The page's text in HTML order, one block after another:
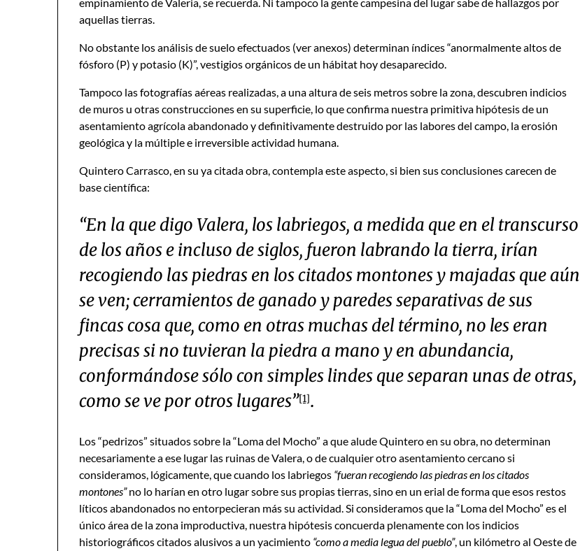
aquellas tierras.
No obstante los análisis de suelo efectuados (ver anexos) determinan índices “anormalmente altos de
fósforo (P) y potasio (K)”, vestigios orgánicos de un hábitat hoy desaparecido.
Tampoco las fotografías aéreas realizadas, a una altura de seis metros sobre la zona, descubren indicios
de muros u otras construcciones en su superficie, lo que confirma nuestra primitiva hipótesis de un
asentamiento agrícola abandonado y definitivamente destruido por las labores del campo, la erosión
geológica y la múltiple e irreversible actividad humana.
Quintero Carrasco, en su ya citada obra, contempla este aspecto, si bien sus conclusiones carecen de
base científica:
“En la que digo Valera, los labriegos, a medida que en el transcurso
de los años e incluso de siglos, fueron labrando la tierra, irían
recogiendo las piedras en los citados montones y majadas que aún
se ven; cerramientos de ganado y paredes separativas de sus
fincas cosa que, como en otras muchas del término, no les eran
precisas si no tuvieran la piedra a mano y en abundancia,
conformándose sólo con simples lindes que separan unas de otras,
como se ve por otros lugares”[1].
Los “pedrizos” situados sobre la “Loma del Mocho” a que alude Quintero en su obra, no determinan
necesariamente a ese lugar las ruinas de Valera, o de cualquier otro asentamiento cercano si
consideramos, lógicamente, que cuando los labriegos “fueran recogiendo las piedras en los citados
montones”no lo harían en otro lugar sobre sus propias tierras, sino en un erial de forma que esos restos
líticos abandonados no entorpecieran más su actividad. Si consideramos que la “Loma del Mocho” es el
único área de la zona improductiva, nuestra hipótesis concuerda plenamente con los indicios
historiográficos citados alusivos a un yacimiento “como a media legua del pueblo”, un kilómetro al Oeste de